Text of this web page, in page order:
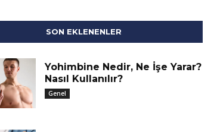
SON EKLENENLER
Yohimbine Nedir, Ne İşe Yarar?
Nasıl Kullanılır?
Genel